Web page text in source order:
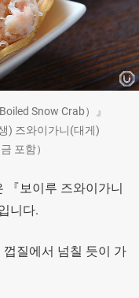
Snow Crab）』
) 즈와이가니(대게)
포함）
『보이루 즈와이가니
니다.
질에서 넘칠 듯이 가